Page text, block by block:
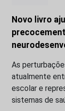
Novo livro
As
atualmente
escolar e
sistemas de